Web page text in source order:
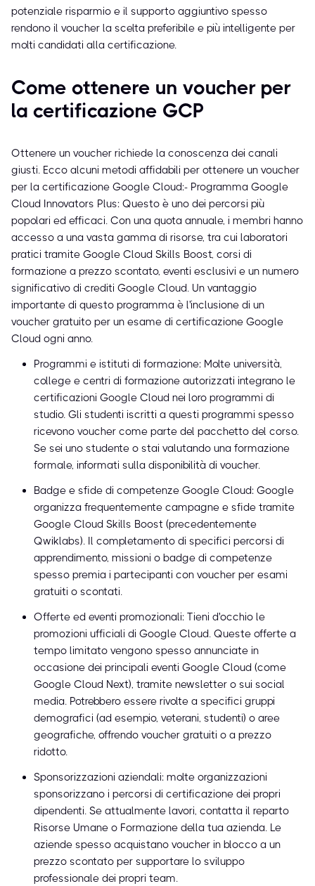
potenziale risparmio e il supporto aggiuntivo spesso
rendono il voucher la scelta preferibile e più intelligente per
molti candidati alla certificazione.
Come ottenere un voucher per
la certificazione GCP
Ottenere un voucher richiede la conoscenza dei canali
giusti. Ecco alcuni metodi affidabili per ottenere un voucher
per la certificazione Google Cloud:- Programma Google
Cloud Innovators Plus: Questo è uno dei percorsi più
popolari ed efficaci. Con una quota annuale, i membri hanno
accesso a una vasta gamma di risorse, tra cui laboratori
pratici tramite Google Cloud Skills Boost, corsi di
formazione a prezzo scontato, eventi esclusivi e un numero
significativo di crediti Google Cloud. Un vantaggio
importante di questo programma è l'inclusione di un
voucher gratuito per un esame di certificazione Google
Cloud ogni anno.
Programmi e istituti di formazione: Molte università,
college e centri di formazione autorizzati integrano le
certificazioni Google Cloud nei loro programmi di
studio. Gli studenti iscritti a questi programmi spesso
ricevono voucher come parte del pacchetto del corso.
Se sei uno studente o stai valutando una formazione
formale, informati sulla disponibilità di voucher.
Badge e sfide di competenze Google Cloud: Google
organizza frequentemente campagne e sfide tramite
Google Cloud Skills Boost (precedentemente
Qwiklabs). Il completamento di specifici percorsi di
apprendimento, missioni o badge di competenze
spesso premia i partecipanti con voucher per esami
gratuiti o scontati.
Offerte ed eventi promozionali: Tieni d'occhio le
promozioni ufficiali di Google Cloud. Queste offerte a
tempo limitato vengono spesso annunciate in
occasione dei principali eventi Google Cloud (come
Google Cloud Next), tramite newsletter o sui social
media. Potrebbero essere rivolte a specifici gruppi
demografici (ad esempio, veterani, studenti) o aree
geografiche, offrendo voucher gratuiti o a prezzo
ridotto.
Sponsorizzazioni aziendali: molte organizzazioni
sponsorizzano i percorsi di certificazione dei propri
dipendenti. Se attualmente lavori, contatta il reparto
Risorse Umane o Formazione della tua azienda. Le
aziende spesso acquistano voucher in blocco a un
prezzo scontato per supportare lo sviluppo
professionale dei propri team.